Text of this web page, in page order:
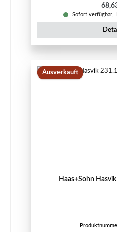
Sofort verfügbar,
Ausverkauft
Haas+Sohn